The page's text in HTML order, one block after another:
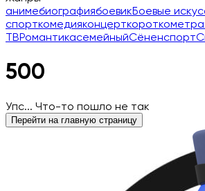
анимебиографиябоевикБоевые
спорткомедияконцерт
ТВРомантикасемейныйСёненспорт
500
Упс... Что-то пошло не так
Перейти на главную страницу